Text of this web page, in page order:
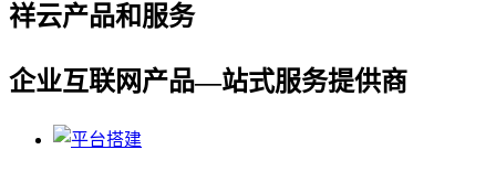
祥云产品和服务
企业互联网产品—站式服务提供商